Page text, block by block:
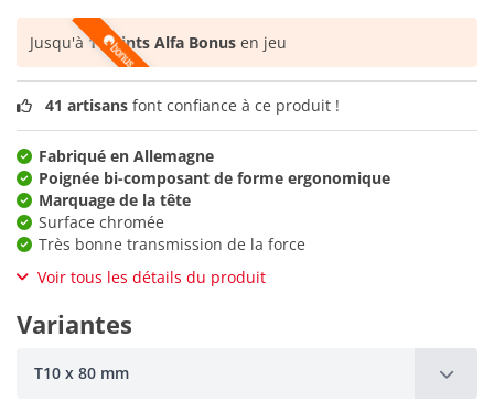
Jusqu'à1 points Alfa Bonus en jeu
41 artisans font confiance à ce produit !
Fabriqué en Allemagne
Poignée bi-composant de forme ergonomique
Marquage de la tête
Surface chromée
Très bonne transmission de la force
Voir tous les détails du produit
Variantes
T10 x 80 mm